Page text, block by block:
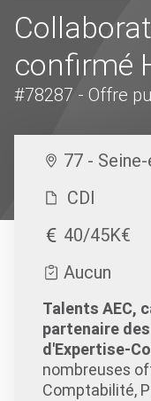
confirmé
#78287 - Offre
77 -
CDI
40/45K€
Aucun
Talents AEC,
partenaire
d'Expertise-
nombreuses
Comptabilité,